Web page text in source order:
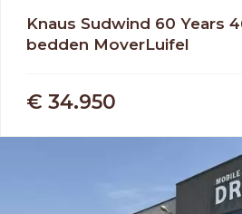
Knaus Sudwind 60 Years
bedden MoverLuifel
€ 34.950